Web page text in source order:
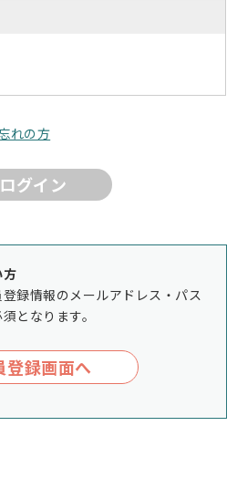
れの方
ログイン
方
録情報のメールアドレス・パス
となります。
登録画面へ